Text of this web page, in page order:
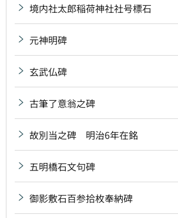
境内社太郎稲荷神社社号標石
元神明碑
玄武仏碑
古筆了意翁之碑
故別当之碑 明治6年在銘
五明橋石文句碑
御影敷石百参拾枚奉納碑